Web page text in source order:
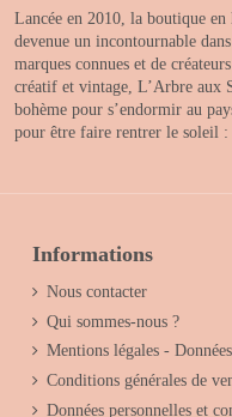
Lancée en 2010, la boutique
devenue un incontournable
marques connues et de
créatif et vintage, L’Arbre aux
bohème pour s’endormir au
pour être faire rentrer le soleil :
Informations
Nous contacter
Qui sommes-nous ?
Mentions légales -
Conditions générales de
Données personnelles et